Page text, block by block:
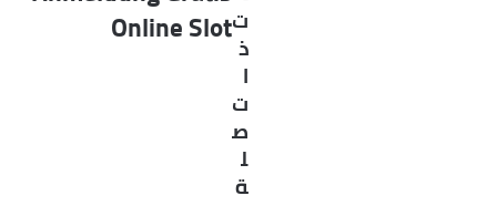
Anmeldung
Gratis
Online Slotت
ذ
ا
ت
ص
ل
ة